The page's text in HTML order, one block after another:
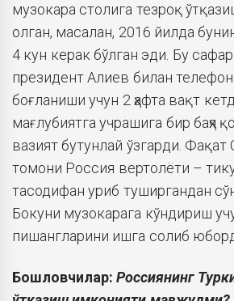
музокара столига тезроқ
олган, масалан, 2016 йилда
4 кун керак бўлган эди. Бу
президент Алиев билан
боғланиши учун 2 ҳафта вақт
мағлубиятга учрашига бир баҳя
вазият бутунлай ўзгарди.
томони Россия вертолёти –
тасодифан уриб туширгандан
Бокуни музокарага кўндириш
пишангларини ишга солиб
Бошловчилар:Россиянинг